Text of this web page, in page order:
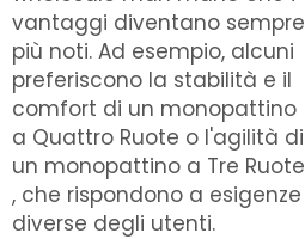
vantaggi diventano sempre
più noti. Ad esempio, alcuni
preferiscono la stabilità e il
comfort di un monopattino
a Quattro Ruote o l'agilità di
un monopattino a Tre Ruote
, che rispondono a esigenze
diverse degli utenti.